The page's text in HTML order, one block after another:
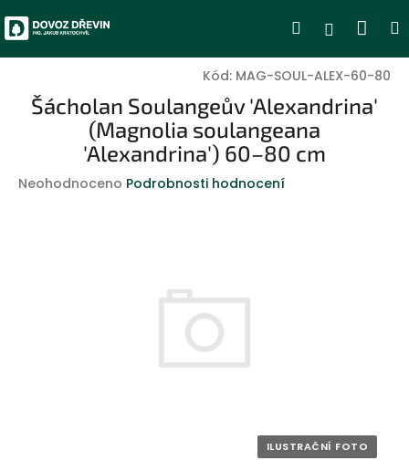
na
obsah
Hledat
Kód: MAG-SOUL-ALEX-60-80
Šácholan Soulangeův 'Alexandrina'
(Magnolia soulangeana
'Alexandrina') 60–80 cm
Průměrné
Neohodnoceno Podrobnosti hodnocení